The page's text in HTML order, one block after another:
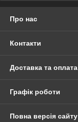
Про нас
Контакти
Доставка та оплата
Графік роботи
Повна версія сайту